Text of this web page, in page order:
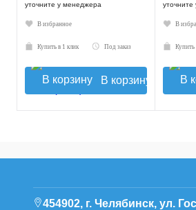
уточните у менеджера
В избранное
Купить в 1 клик Под заказ
В корзину
В
Купить
454902, г. Челябинск, ул.